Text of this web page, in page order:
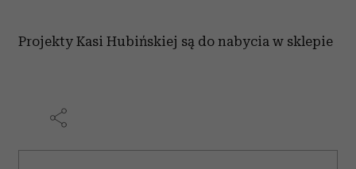
Projekty Kasi Hubińskiej są do nabycia w sklepie